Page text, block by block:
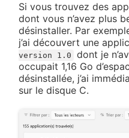
Si vous trouvez des
dont vous n’avez plus
désinstaller. Par
j’ai découvert une
version 1.0
dont je
occupait 1,16 Go
désinstallée, j’ai
sur le disque C.